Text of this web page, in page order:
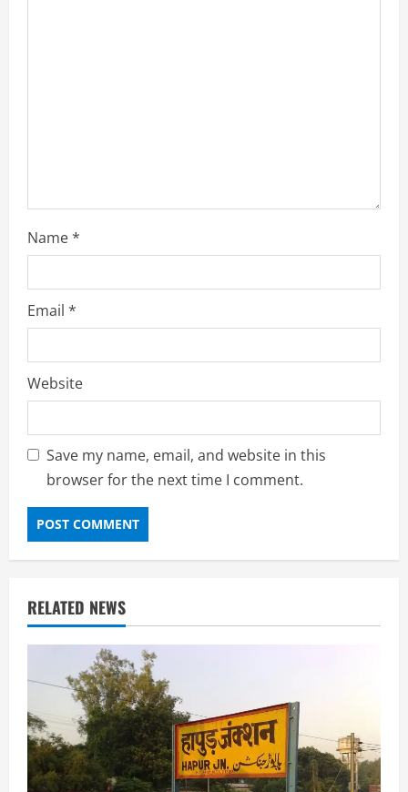
Name*
Email *
Website
Save my name, email, and website in this
browser for the next time I comment.
RELATED NEWS